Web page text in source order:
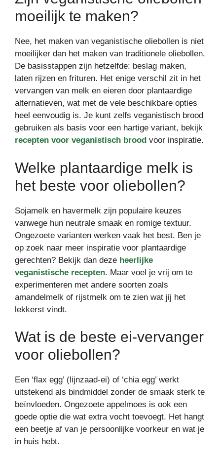
moeilijk te maken?
Nee, het maken van veganistische oliebollen is niet
moeilijker dan het maken van traditionele oliebollen.
De basisstappen zijn hetzelfde: beslag maken,
laten rijzen en frituren. Het enige verschil zit in het
vervangen van melk en eieren door plantaardige
alternatieven, wat met de vele beschikbare opties
heel eenvoudig is. Je kunt zelfs veganistisch brood
gebruiken als basis voor een hartige variant, bekijk
recepten voor veganistisch brood voor inspiratie.
Welke plantaardige melk is
het beste voor oliebollen?
Sojamelk en havermelk zijn populaire keuzes
vanwege hun neutrale smaak en romige textuur.
Ongezoete varianten werken vaak het best. Ben je
op zoek naar meer inspiratie voor plantaardige
gerechten? Bekijk dan deze heerlijke
veganistische recepten. Maar voel je vrij om te
experimenteren met andere soorten zoals
amandelmelk of rijstmelk om te zien wat jij het
lekkerst vindt.
Wat is de beste ei-vervanger
voor oliebollen?
Een ‘flax egg’ (lijnzaad-ei) of ‘chia egg’ werkt
uitstekend als bindmiddel zonder de smaak sterk te
beïnvloeden. Ongezoete appelmoes is ook een
goede optie die wat extra vocht toevoegt. Het hangt
een beetje af van je persoonlijke voorkeur en wat je
in huis hebt.